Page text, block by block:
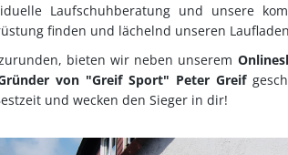
Laufschuhberatung und unsere
finden und lächelnd unseren
bieten wir neben unserem
von "Greif Sport" Peter Greif
und wecken den Sieger in dir!